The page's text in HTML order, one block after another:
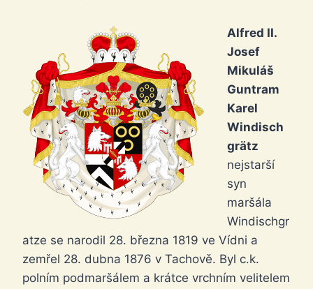
Alfred II.
Josef
Mikuláš
Guntram
Karel
Windisch
grätz
nejstarší
syn
maršála
Windischgr
atze se narodil 28. března 1819 ve Vídni a
zemřel 28. dubna 1876 v Tachově. Byl c.k.
polním podmaršálem a krátce vrchním velitelem